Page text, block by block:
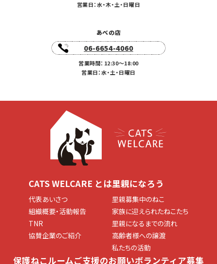
営業日：水・木・土・日曜日
あべの店
06-6654-4060
営業時間：12:30〜18:00
営業日：水・土・日曜日
CATS WELCARE とは
代表あいさつ
組織概要・活動報告
TNR
協賛企業のご紹介
里親になろう
里親募集中のねこ
家族に迎えられたねこたち
里親になるまでの流れ
高齢者様への譲渡
私たちの活動
保護ねこルームご支援のお願いボランティア募集